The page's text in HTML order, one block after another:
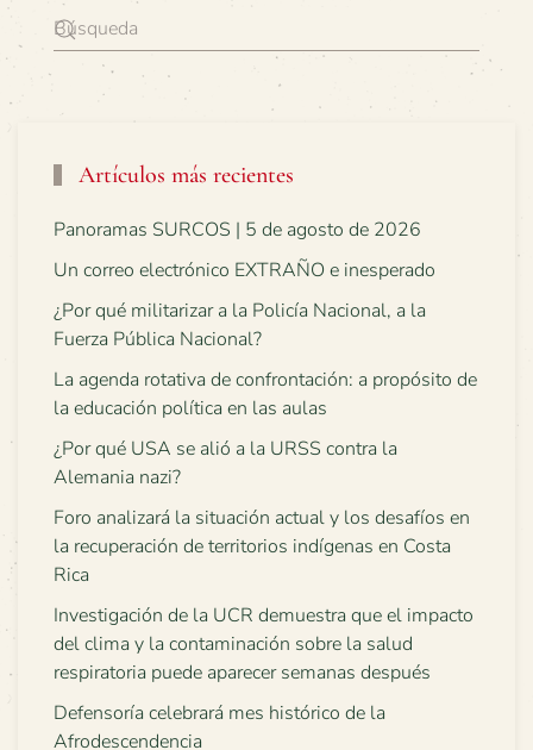
Artículos más recientes
Panoramas SURCOS | 5 de agosto de 2026
Un correo electrónico EXTRAÑO e inesperado
¿Por qué militarizar a la Policía Nacional, a la
Fuerza Pública Nacional?
La agenda rotativa de confrontación: a propósito de
la educación política en las aulas
¿Por qué USA se alió a la URSS contra la
Alemania nazi?
Foro analizará la situación actual y los desafíos en
la recuperación de territorios indígenas en Costa
Rica
Investigación de la UCR demuestra que el impacto
del clima y la contaminación sobre la salud
respiratoria puede aparecer semanas después
Defensoría celebrará mes histórico de la
Afrodescendencia